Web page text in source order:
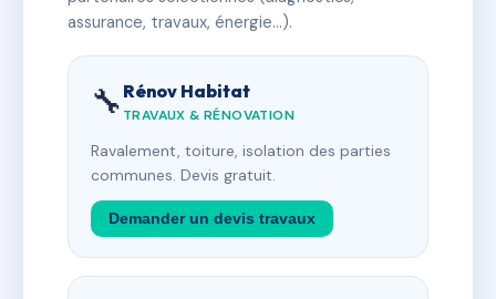
assurance, travaux, énergie…).
🔧 Rénov Habitat
TRAVAUX & RÉNOVATION
Ravalement, toiture, isolation des parties
communes. Devis gratuit.
Demander un devis travaux